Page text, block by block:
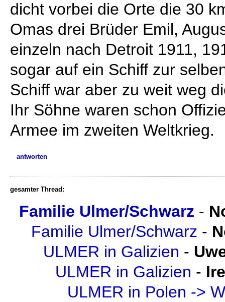
dicht vorbei die Orte die 30
Omas drei Brüder Emil,
einzeln nach Detroit 1911,
sogar auf ein Schiff zur
Schiff war aber zu weit weg
Ihr Söhne waren schon
Armee im zweiten Weltkrieg.
antworten
gesamter Thread:
Familie Ulmer/Schwarz -
Familie Ulmer/Schwarz -
ULMER in Galizien -
ULMER in Galizien -
ULMER in Polen ->